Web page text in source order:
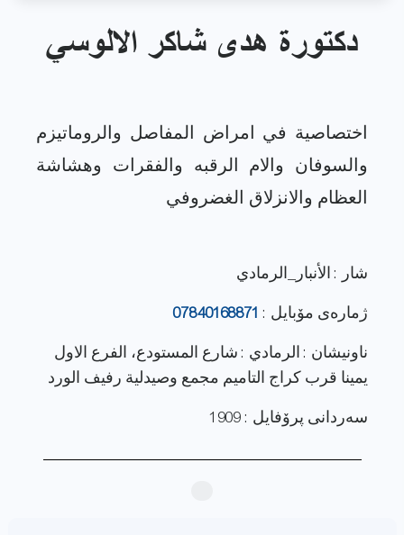
دكتورة هدى شاكر الالوسي
اختصاصية في امراض المفاصل والروماتيزم
والسوفان والام الرقبه والفقرات وهشاشة
شار : الأنبار_الرمادي
ژماره‌ی مۆبایل : 07840168871
ناونيشان : الرمادي : شارع المستودع، الفرع الاول
يمينا قرب كراج التاميم مجمع وصيدلية رفيف الورد
سەردانی پرۆفایل : 1909